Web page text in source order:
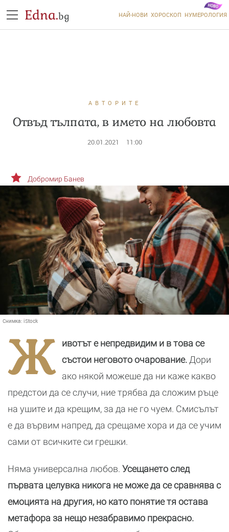
Edna.bg НАЙ-НОВИ ХОРОСКОП НУМЕРОЛОГИЯ
АВТОРИТЕ
Отвъд тълпата, в името на любовта
20.01.2021 11:00
Снимка: iStock
Добромир Банев
Ж
ивотът е непредвидим и в това се
състои неговото очарование. Дори
ако някой можеше да ни каже какво
предстои да се случи, ние трябва да сложим ръце
на ушите и да крещим, за да не го чуем. Смисълът
е да вървим напред, да срещаме хора и да се учим
сами от всичките си грешки.
Няма универсална любов. Усещането след
първата целувка никога не може да се сравнява с
емоцията на другия, но като понятие тя остава
метафора за нещо незабравимо прекрасно.